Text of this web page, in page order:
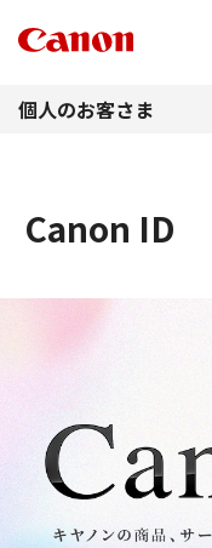
個人のお客さま
Canon ID